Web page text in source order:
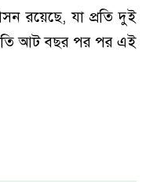
রয়েছে, যা প্রতি দুই
আট বছর পর পর এই